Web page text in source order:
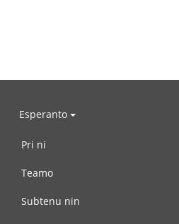
Esperanto
Pri ni
Teamo
Subtenu nin